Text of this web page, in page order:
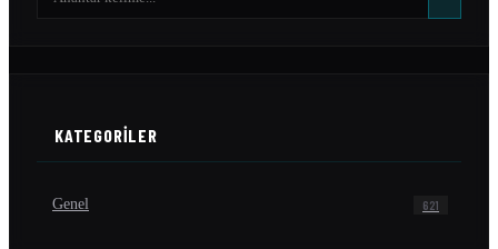
KATEGORILER
Genel 621